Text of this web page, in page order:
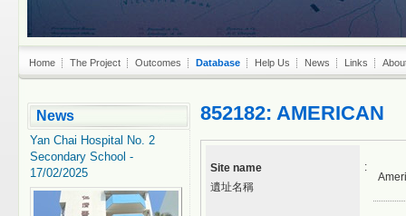
Home The Project Outcomes Database Help Us News Links
News
Yan Chai Hospital No. 2
Secondary School -
17/02/2025
852182: AMERICAN
Site name
遺址名稱
: